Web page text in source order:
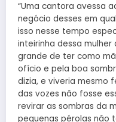
“Uma cantora avessa
negócio desses em
isso nesse tempo
inteirinha dessa mulher
grande de ter como
ofício e pela boa
dizia, e viveria mesmo
das vozes não fosse
revirar as sombras da
pequenas pérolas não